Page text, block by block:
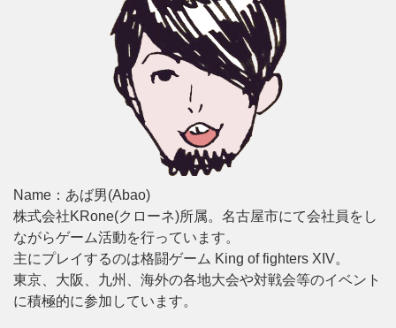
Name：あば男(Abao)
株式会社KRone(クローネ)所属。名古屋市にて会社員をし
ながらゲーム活動を行っています。
主にプレイするのは格闘ゲーム King of fighters XIV。
東京、大阪、九州、海外の各地大会や対戦会等のイベント
に積極的に参加しています。